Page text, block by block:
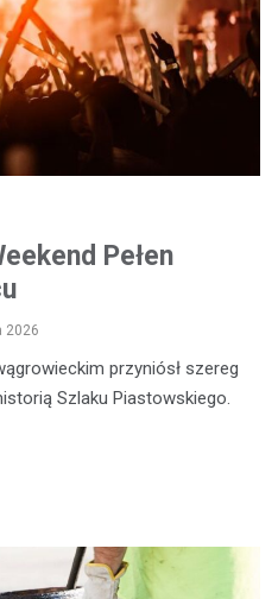
Pełen
2026
przyniósł szereg
Szlaku Piastowskiego.